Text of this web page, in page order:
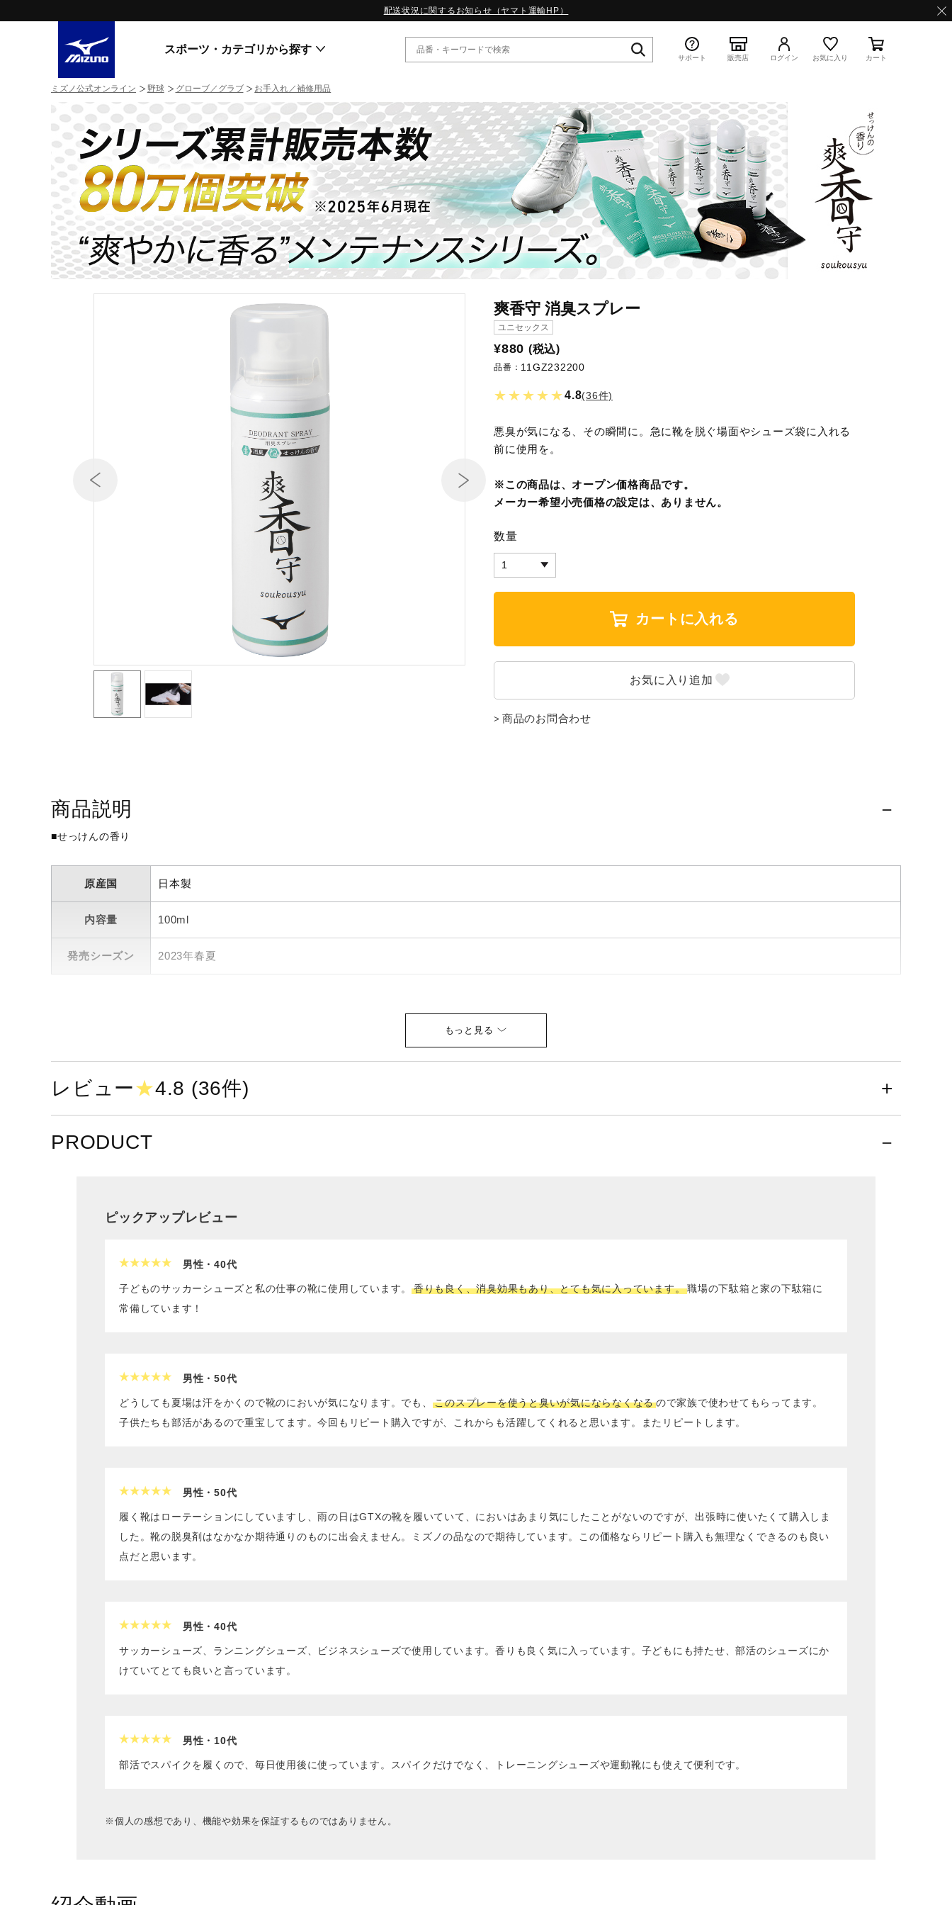
配送状況に関するお知らせ（ヤマト運輸HP）
スポーツ・カテゴリから探す
スニーカー
ライフスタイルウエア
ランニング
サッカー／フットサル
トレーニング
野球
ゴルフ
ウィンタースポーツ
サポーター
健康／エクササイズ
ジュニア／キッズ
その他
スニーカー
すべてのシリーズ
WAVE PROPHECY
MORELIA LS
WAVE RIDER
MXR
ゴアテックス
コラボレーション
その他シリーズ
WP13.2｜特集
MORELIA LS｜特集
W.PROPHECY1｜特集
WP MAGIC MITA｜特集
WP STRAP｜特集
スペシャルカラーパック｜特集
WP STRAP 2｜特集
マーガレット・ハウエル｜特集
KICKS & ECHO｜特集
WAVE PROPHECY 13.2
サポート 販売店 ログイン お気に入り カート
ミズノ公式オンライン 野球 グローブ／グラブ お手入れ／補修用品
爽香守 消臭スプレー
ユニセックス
¥880 (税込)
品番： 11GZ232200
★★★★★4.8(36件)
悪臭が気になる、その瞬間に。急に靴を脱ぐ場面やシューズ袋に入れる
前に使用を。
※この商品は、オープン価格商品です。
メーカー希望小売価格の設定は、ありません。
数量
カートに入れる
商品のお問合わせ
商品説明
■せっけんの香り
原産国 日本製
内容量 100ml
発売シーズン 2023年春夏
レビュー★4.8 (36件)
PRODUCT
ピックアップレビュー
男性・40代
子どものサッカーシューズと私の仕事の靴に使用しています。 香りも良く、消臭効果もあり、とても気に入っています。職場の下駄箱と家の下駄箱に
常備しています！
男性・50代
どうしても夏場は汗をかくので靴のにおいが気になります。でも、 このスプレーを使うと臭いが気にならなくなるので家族で使わせてもらってます。
子供たちも部活があるので重宝してます。今回もリピート購入ですが、これからも活躍してくれると思います。またリピートします。
男性・50代
履く靴はローテーションにしていますし、雨の日はGTXの靴を履いていて、においはあまり気にしたことがないのですが、出張時に使いたくて購入しま
した。靴の脱臭剤はなかなか期待通りのものに出会えません。ミズノの品なので期待しています。この価格ならリピート購入も無理なくできるのも良い
点だと思います。
男性・40代
サッカーシューズ、ランニングシューズ、ビジネスシューズで使用しています。香りも良く気に入っています。子どもにも持たせ、部活のシューズにか
けていてとても良いと言っています。
男性・10代
部活でスパイクを履くので、毎日使用後に使っています。スパイクだけでなく、トレーニングシューズや運動靴にも使えて便利です。
※個人の感想であり、機能や効果を保証するものではありません。